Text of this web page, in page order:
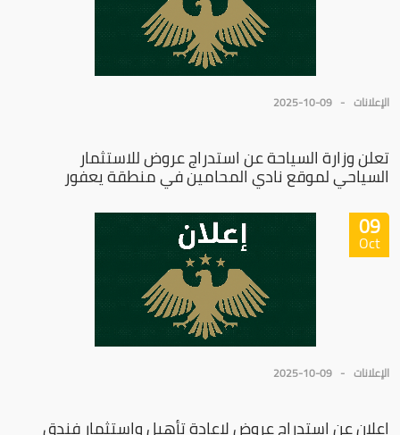
الإعلانات 2025-10-09
تعلن وزارة السياحة عن استدراج عروض للاستثمار
السياحي لموقع نادي المحامين في منطقة يعفور
09
Oct
الإعلانات 2025-10-09
إعلان عن استدراج عروض لإعادة تأهيل واستثمار فندق